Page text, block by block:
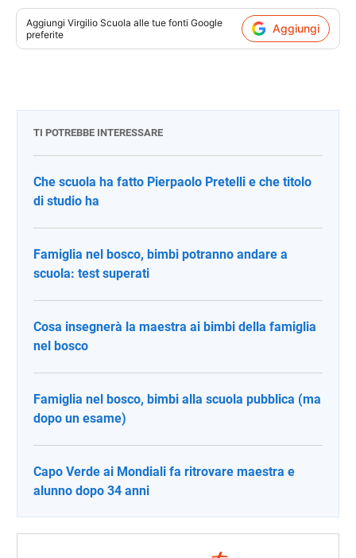
Aggiungi Virgilio Scuola alle tue fonti Google
preferite
Aggiungi
TI POTREBBE INTERESSARE
Che scuola ha fatto Pierpaolo Pretelli e che titolo
di studio ha
Famiglia nel bosco, bimbi potranno andare a
scuola: test superati
Cosa insegnerà la maestra ai bimbi della famiglia
nel bosco
Famiglia nel bosco, bimbi alla scuola pubblica (ma
dopo un esame)
Capo Verde ai Mondiali fa ritrovare maestra e
alunno dopo 34 anni